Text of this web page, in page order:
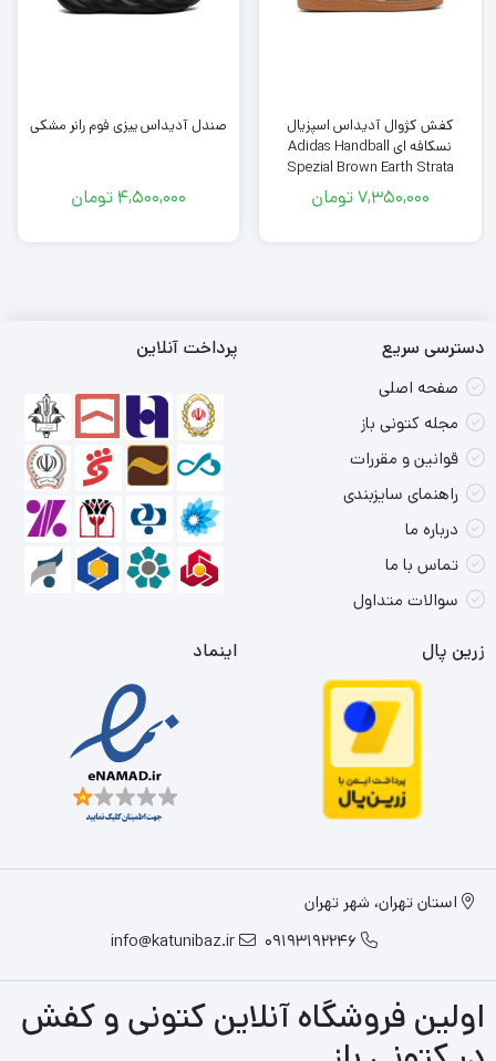
کفش کژوال آدیداس اسپزیال
نسکافه ای Adidas Handball
Spezial Brown Earth Strata
Gum
7,350,000تومان
صندل آدیداس ییزی فوم رانر مشکی
4,500,000 تومان
دسترسی سریع
صفحه اصلی
مجله کتونی باز
قوانین و مقررات
راهنمای سایزبندی
درباره ما
تماس با ما
سوالات متداول
پرداخت آنلاین
زرین پال اینماد
استان تهران، شهر تهران
09193192246
info@katunibaz.ir
اولین فروشگاه آنلاین کتونی و کفش